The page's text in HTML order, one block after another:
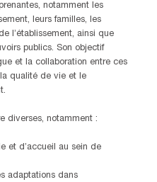
notamment les
leurs familles, les
l’établissement, ainsi que
publics. Son objectif
et la collaboration entre ces
qualité de vie et le
diverses, notamment :
et d’accueil au sein de
adaptations dans